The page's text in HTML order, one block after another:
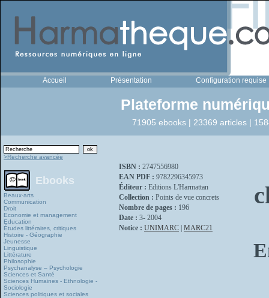
Accueil Présentation Configuration requise
Plateforme
71905 ebooks | 23369 articles |
>Recherche avancée
Ebooks
Beaux-arts
Communication
Droit
Economie et management
Education
Études littéraires, critiques
Histoire - Géographie
Jeunesse
Linguistique
Littérature
Philosophie
Psychanalyse – Psychologie
Sciences et Santé
Sciences Humaines - Ethnologie -
Sociologie
Sciences politiques et sociales
ISBN : 2747556980
EAN PDF : 9782296345973
Éditeur : Editions L'Harmattan
Collection : Points de vue concrets
Nombre de pages : 196
Date : 3- 2004
Notice : UNIMARC MARC21